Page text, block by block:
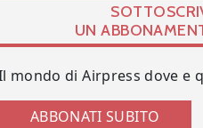
UN
mondo di Airpress dove e
ABBONATI SUBITO